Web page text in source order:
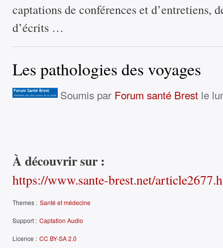
captations de conférences et d’entretiens,
d’écrits …
Les pathologies des voyages
Soumis par Forum santé Brestle
À découvrir sur :
https://www.sante-brest.net/
Themes : Santé et médecine
Support : Captation Audio
Licence : CC BY-SA 2.0